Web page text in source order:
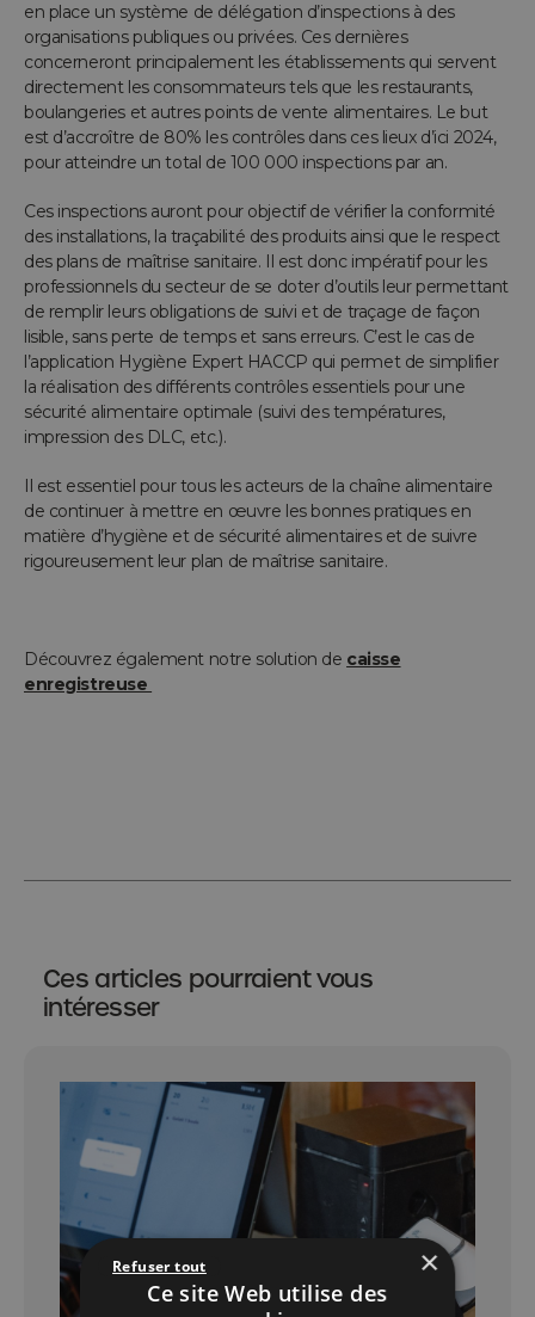
en place un système de délégation d’inspections à des
organisations publiques ou privées. Ces dernières
concerneront principalement les établissements qui servent
directement les consommateurs tels que les restaurants,
boulangeries et autres points de vente alimentaires. Le but
est d’accroître de 80% les contrôles dans ces lieux d’ici 2024,
pour atteindre un total de 100 000 inspections par an.
Ces inspections auront pour objectif de vérifier la conformité
des installations, la traçabilité des produits ainsi que le respect
des plans de maîtrise sanitaire. Il est donc impératif pour les
professionnels du secteur de se doter d’outils leur permettant
de remplir leurs obligations de suivi et de traçage de façon
lisible, sans perte de temps et sans erreurs. C’est le cas de
l’application Hygiène Expert HACCP qui permet de simplifier
la réalisation des différents contrôles essentiels pour une
sécurité alimentaire optimale (suivi des températures,
impression des DLC, etc.).
Il est essentiel pour tous les acteurs de la chaîne alimentaire
de continuer à mettre en œuvre les bonnes pratiques en
matière d’hygiène et de sécurité alimentaires et de suivre
rigoureusement leur plan de maîtrise sanitaire.
Découvrez également notre solution de caisse
enregistreuse
Ces articles pourraient vous
intéresser
×
Ce site Web utilise des
Refuser tout